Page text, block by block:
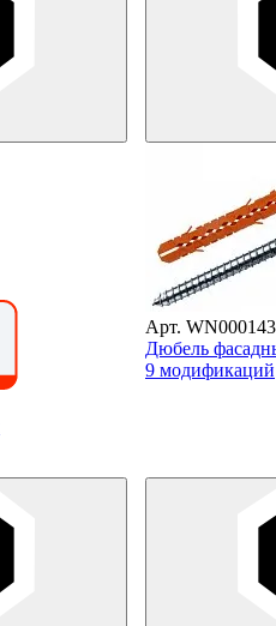
Арт.
Дюбель
9 модификаций